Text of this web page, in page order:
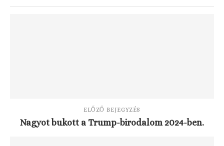
ELŐZŐ BEJEGYZÉS
Nagyot bukott a Trump-birodalom 2024-ben.